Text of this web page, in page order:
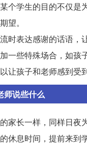
个学生的目的不仅
望。
时表达感谢的话语，
一些特殊场合，如孩
让孩子和老师感到受
师说些什么
家长一样，同样日夜
休息时间，提前来